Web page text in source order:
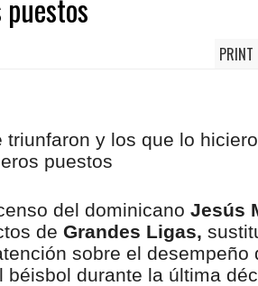
PRINT
del dominicano Jesús
de Grandes Ligas,
sobre el desempeño
durante la última